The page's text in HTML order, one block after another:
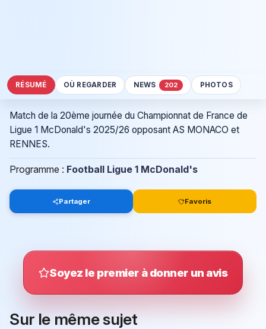
RÉSUMÉ OÙ REGARDER NEWS 202 PHOTOS
Match de la 20ème journée du Championnat de France de
Ligue 1 McDonald's 2025/26 opposant AS MONACO et
RENNES.
Programme : Football Ligue 1 McDonald's
Partager Favoris
Soyez le premier à donner un avis
Sur le même sujet